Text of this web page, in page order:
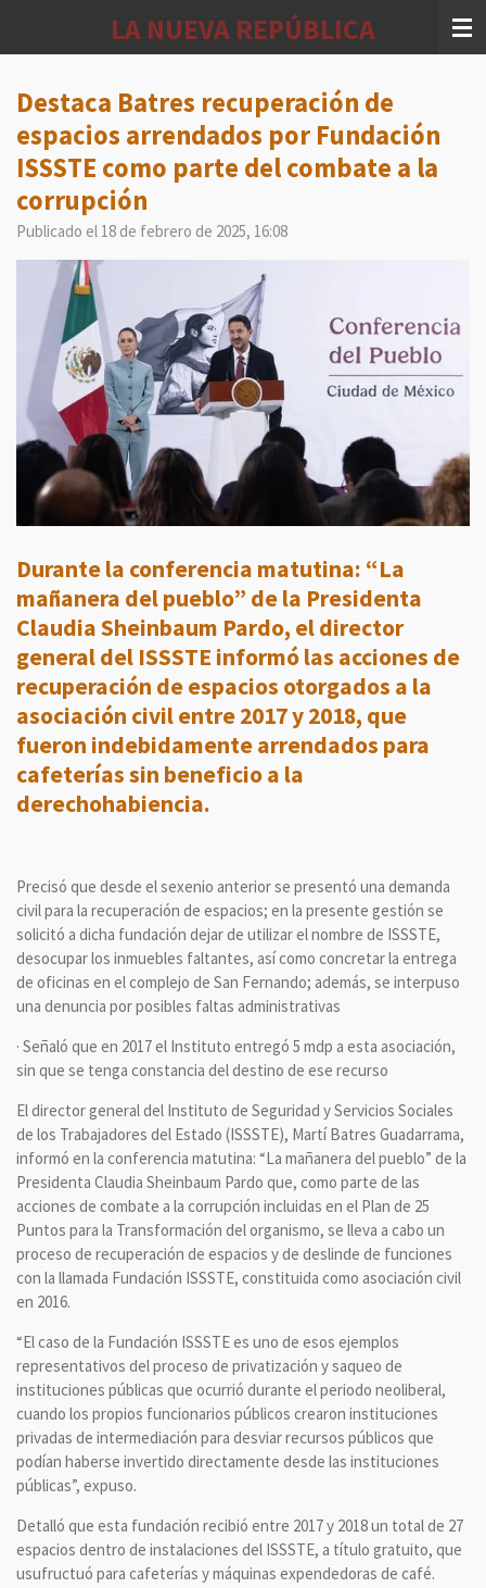
principal
LA NUEVA REPÚBLICA
Destaca Batres recuperación de
espacios arrendados por Fundación
ISSSTE como parte del combate a la
corrupción
Publicado el 18 de febrero de 2025, 16:08
Durante la conferencia matutina: “La
mañanera del pueblo” de la Presidenta
Claudia Sheinbaum Pardo, el director
general del ISSSTE informó las acciones de
recuperación de espacios otorgados a la
asociación civil entre 2017 y 2018, que
fueron indebidamente arrendados para
cafeterías sin beneficio a la
derechohabiencia.
Precisó que desde el sexenio anterior se presentó una demanda
civil para la recuperación de espacios; en la presente gestión se
solicitó a dicha fundación dejar de utilizar el nombre de ISSSTE,
desocupar los inmuebles faltantes, así como concretar la entrega
de oficinas en el complejo de San Fernando; además, se interpuso
una denuncia por posibles faltas administrativas
· Señaló que en 2017 el Instituto entregó 5 mdp a esta asociación,
sin que se tenga constancia del destino de ese recurso
El director general del Instituto de Seguridad y Servicios Sociales
de los Trabajadores del Estado (ISSSTE), Martí Batres Guadarrama,
informó en la conferencia matutina: “La mañanera del pueblo” de la
Presidenta Claudia Sheinbaum Pardo que, como parte de las
acciones de combate a la corrupción incluidas en el Plan de 25
Puntos para la Transformación del organismo, se lleva a cabo un
proceso de recuperación de espacios y de deslinde de funciones
con la llamada Fundación ISSSTE, constituida como asociación civil
en 2016.
“El caso de la Fundación ISSSTE es uno de esos ejemplos
representativos del proceso de privatización y saqueo de
instituciones públicas que ocurrió durante el periodo neoliberal,
cuando los propios funcionarios públicos crearon instituciones
privadas de intermediación para desviar recursos públicos que
podían haberse invertido directamente desde las instituciones
públicas”, expuso.
Detalló que esta fundación recibió entre 2017 y 2018 un total de 27
espacios dentro de instalaciones del ISSSTE, a título gratuito, que
usufructuó para cafeterías y máquinas expendedoras de café.